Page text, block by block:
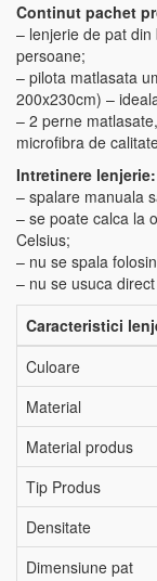
Continut pachet
– lenjerie de pat
persoane;
– pilota matlasata
200x230cm) –
– 2 perne
microfibra de
Intretinere lenjerie:
– spalare manuala
– se poate calca la
Celsius;
– nu se spala
– nu se usuca
Caracteristici
Culoare
Material
Material produs
Tip Produs
Densitate
Dimensiune pat